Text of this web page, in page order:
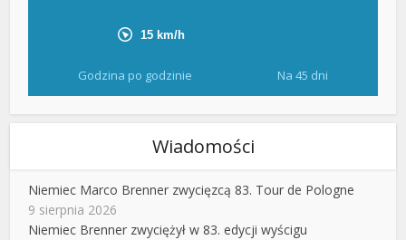
Godzina po godzinie Na 45 dni
Wiadomości
Niemiec Marco Brenner zwycięzcą 83. Tour de Pologne
9 sierpnia 2026
Niemiec Brenner zwyciężył w 83. edycji wyścigu